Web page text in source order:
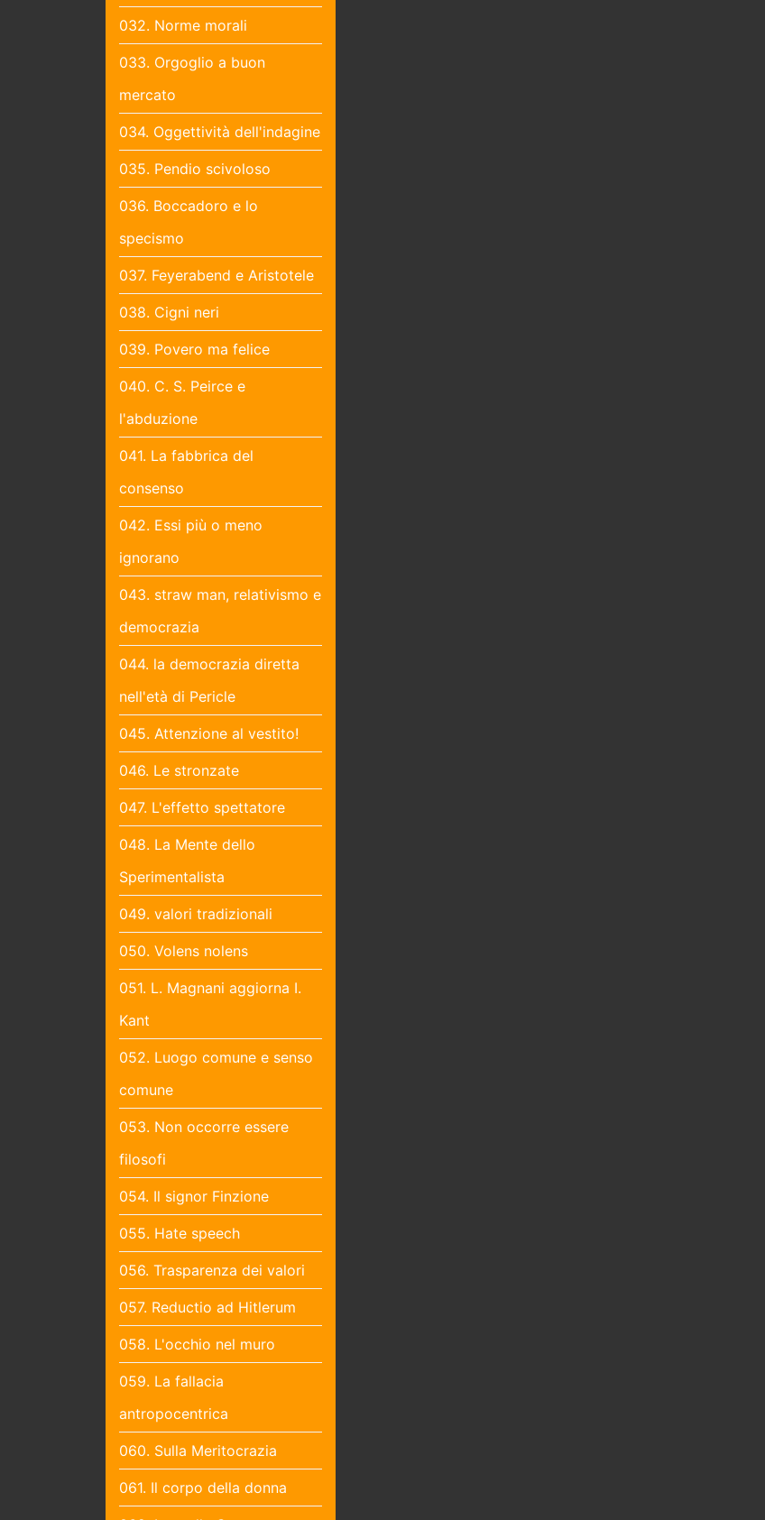
032. Norme morali
033. Orgoglio a buon
mercato
034. Oggettività dell'indagine
035. Pendio scivoloso
036. Boccadoro e lo
specismo
037. Feyerabend e Aristotele
038. Cigni neri
039. Povero ma felice
040. C. S. Peirce e
l'abduzione
041. La fabbrica del
consenso
042. Essi più o meno
ignorano
043. straw man, relativismo e
democrazia
044. la democrazia diretta
nell'età di Pericle
045. Attenzione al vestito!
046. Le stronzate
047. L'effetto spettatore
048. La Mente dello
Sperimentalista
049. valori tradizionali
050. Volens nolens
051. L. Magnani aggiorna I.
Kant
052. Luogo comune e senso
comune
053. Non occorre essere
filosofi
054. Il signor Finzione
055. Hate speech
056. Trasparenza dei valori
057. Reductio ad Hitlerum
058. L'occhio nel muro
059. La fallacia
antropocentrica
060. Sulla Meritocrazia
061. Il corpo della donna